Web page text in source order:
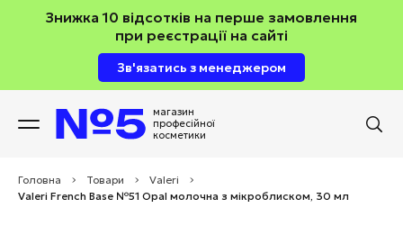
Знижка 10 відсотків на перше замовлення
при реєстрації на сайті
Зв'язатись з менеджером
магазин
професійної
косметики
Головна > Товари > Valeri
>
Valeri French Base №51 Opal молочна з мікроблиском, 30 мл